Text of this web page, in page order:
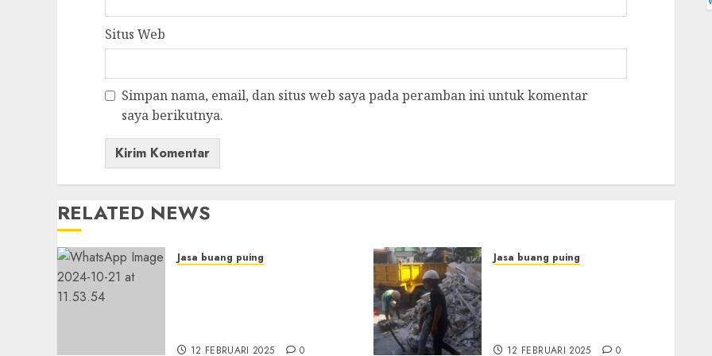
Situs Web
Simpan nama, email, dan situs web saya pada peramban ini untuk komentar
saya berikutnya.
RELATED NEWS
Jasa buang puing
{Terdekat|Termurah|Tercepat|Profesional|
12 FEBRUARI 2025 0
Jasa buang puing
12 FEBRUARI 2025 0